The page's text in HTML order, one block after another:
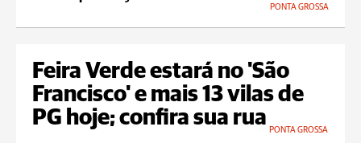
PONTA GROSSA
Feira Verde estará no 'São
Francisco' e mais 13 vilas de
PG hoje; confira sua rua
PONTA GROSSA